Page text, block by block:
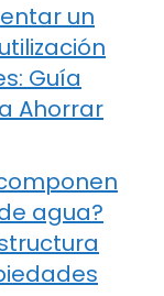
un
Guía
Ahorrar
agua?